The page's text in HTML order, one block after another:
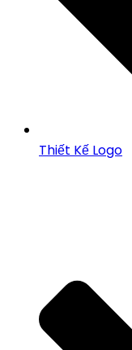
Thiết Kế Logo